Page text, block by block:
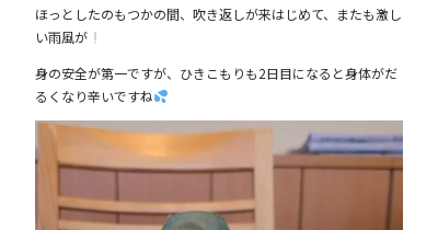
ほっとしたのもつかの間、吹き返しが来はじめて、またも激し
い雨風が
身の安全が第一ですが、ひきこもりも2日目になると身体がだ
るくなり辛いですね
画